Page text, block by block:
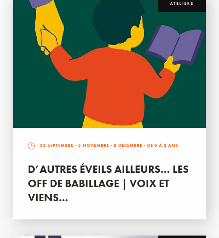
ATELIERS
22 SEPTEMBRE - 3 NOVEMBRE - 8 DÉCEMBRE - DE 0 À 3 ANS
D’AUTRES ÉVEILS AILLEURS… LES
OFF DE BABILLAGE | VOIX ET
VIENS…